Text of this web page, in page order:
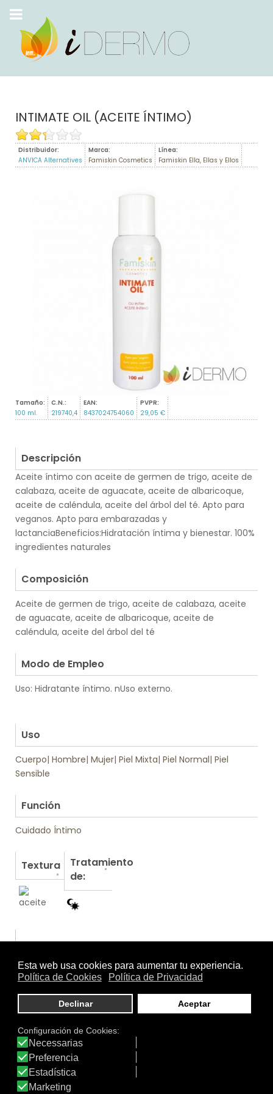
INTIMATE OIL (ACEITE ÍNTIMO)
Distribuidor:
ANVICA Alternatives
Marca:
Famiskin Cosmetics
Línea:
Famiskin Ella, Ellas y Ellos
Tamaño:
100 ml.
C.N.:
219740,4
EAN:
8437024754060
PVPR:
29,05 €
Descripción
Aceite íntimo con aceite de germen de trigo, aceite de
calabaza, aceite de aguacate, aceite de albaricoque,
aceite de caléndula, aceite del árbol del té. Apto para
veganos. Apto para embarazadas y
lactanciaBeneficios:Hidratación íntima y bienestar. 100%
ingredientes naturales
Composición
Aceite de germen de trigo, aceite de calabaza, aceite
de aguacate, aceite de albaricoque, aceite de
caléndula, aceite del árbol del té
Modo de Empleo
Uso: Hidratante íntimo. nUso externo.
Uso
Cuerpo| Hombre| Mujer| Piel Mixta| Piel Normal| Piel
Sensible
Función
Cuidado Íntimo
Textura
Tratamiento
de:
BALANCING SERUM (SÉRUM…